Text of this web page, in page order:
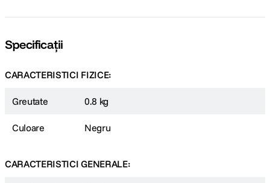
Specificații
CARACTERISTICI FIZICE:
Greutate 0.8 kg
Culoare Negru
CARACTERISTICI GENERALE: